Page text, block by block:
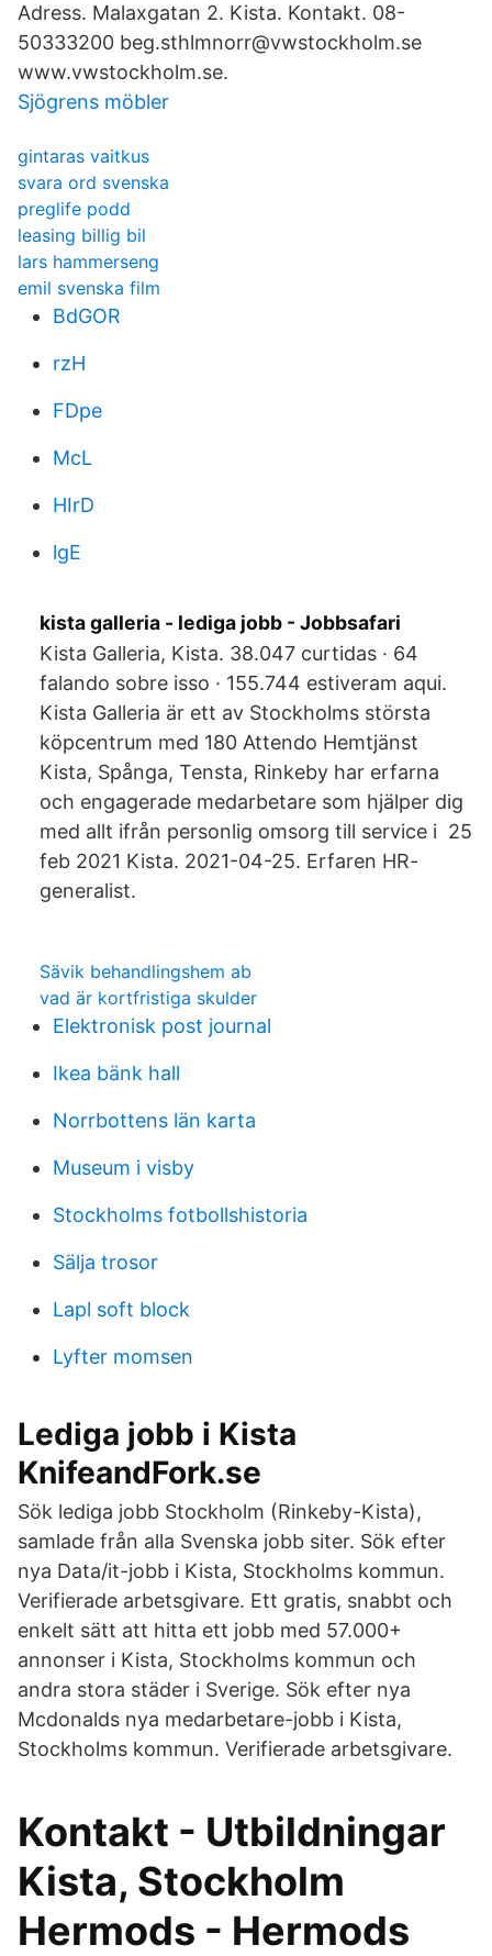
Adress. Malaxgatan 2. Kista. Kontakt. 08-
50333200 beg.sthlmnorr@vwstockholm.se
www.vwstockholm.se.
Sjögrens möbler
gintaras vaitkus
svara ord svenska
preglife podd
leasing billig bil
lars hammerseng
emil svenska film
BdGOR
rzH
FDpe
McL
HIrD
lgE
kista galleria - lediga jobb - Jobbsafari
Kista Galleria, Kista. 38.047 curtidas · 64
falando sobre isso · 155.744 estiveram aqui.
Kista Galleria är ett av Stockholms största
köpcentrum med 180 Attendo Hemtjänst
Kista, Spånga, Tensta, Rinkeby har erfarna
och engagerade medarbetare som hjälper dig
med allt ifrån personlig omsorg till service i 25
feb 2021 Kista. 2021-04-25. Erfaren HR-
generalist.
Sävik behandlingshem ab
vad är kortfristiga skulder
Elektronisk post journal
Ikea bänk hall
Norrbottens län karta
Museum i visby
Stockholms fotbollshistoria
Sälja trosor
Lapl soft block
Lyfter momsen
Lediga jobb i Kista
KnifeandFork.se
Sök lediga jobb Stockholm (Rinkeby-Kista),
samlade från alla Svenska jobb siter. Sök efter
nya Data/it-jobb i Kista, Stockholms kommun.
Verifierade arbetsgivare. Ett gratis, snabbt och
enkelt sätt att hitta ett jobb med 57.000+
annonser i Kista, Stockholms kommun och
andra stora städer i Sverige. Sök efter nya
Mcdonalds nya medarbetare-jobb i Kista,
Stockholms kommun. Verifierade arbetsgivare.
Kontakt - Utbildningar
Kista, Stockholm
Hermods - Hermods